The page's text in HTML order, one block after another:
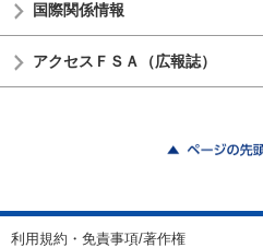
国際関係情報
アクセスＦＳＡ（広報誌）
利用規約・免責事項/著作権